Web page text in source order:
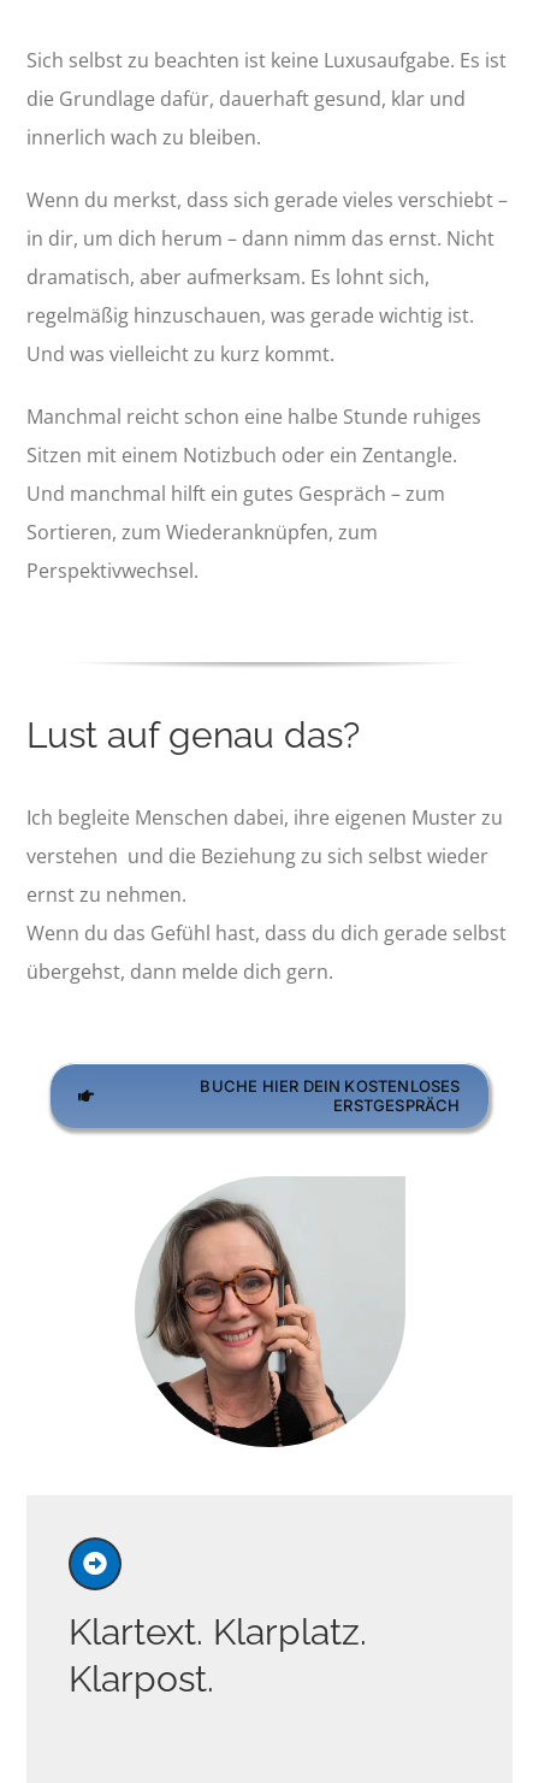
Sich selbst zu beachten ist keine Luxusaufgabe. Es ist
die Grundlage dafür, dauerhaft gesund, klar und
innerlich wach zu bleiben.
Wenn du merkst, dass sich gerade vieles verschiebt –
in dir, um dich herum – dann nimm das ernst. Nicht
dramatisch, aber aufmerksam. Es lohnt sich,
regelmäßig hinzuschauen, was gerade wichtig ist.
Und was vielleicht zu kurz kommt.
Manchmal reicht schon eine halbe Stunde ruhiges
Sitzen mit einem Notizbuch oder ein Zentangle.
Und manchmal hilft ein gutes Gespräch – zum
Sortieren, zum Wiederanknüpfen, zum
Perspektivwechsel.
Lust auf genau das?
Ich begleite Menschen dabei, ihre eigenen Muster zu
verstehen und die Beziehung zu sich selbst wieder
ernst zu nehmen.
Wenn du das Gefühl hast, dass du dich gerade selbst
übergehst, dann melde dich gern.
BUCHE HIER DEIN KOSTENLOSES
ERSTGESPRÄCH
Klartext. Klarplatz.
Klarpost.